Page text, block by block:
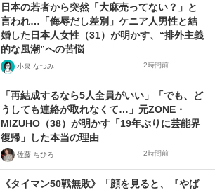
日本の若者から突然「大麻売ってない？」と
言われ…「侮辱だし差別」ケニア人男性と結
婚した日本人女性（31）が明かす、“排外主義
的な風潮”への苦悩
小泉 なつみ 2時間前
「再結成するなら5人全員がいい」「でも、ど
うしても連絡が取れなくて…」元ZONE・
MIZUHO（38）が明かす「19年ぶりに芸能界
復帰」した本当の理由
佐藤 ちひろ 2時間前
《タイマン50戦無敗》「顔を見ると、『やば